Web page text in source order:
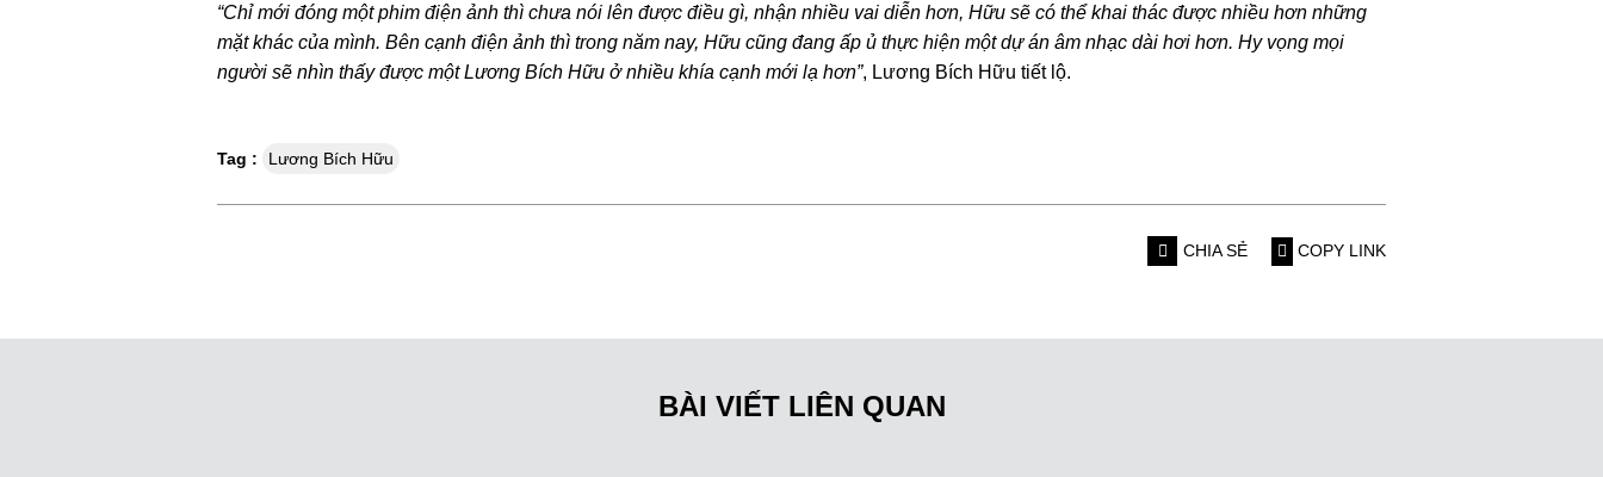
“Chỉ mới đóng một phim điện ảnh thì chưa nói lên được điều gì, nhận nhiều vai diễn hơn, Hữu sẽ có thể khai thác được nhiều hơn những
mặt khác của mình. Bên cạnh điện ảnh thì trong năm nay, Hữu cũng đang ấp ủ thực hiện một dự án âm nhạc dài hơi hơn. Hy vọng mọi
người sẽ nhìn thấy được một Lương Bích Hữu ở nhiều khía cạnh mới lạ hơn”, Lương Bích Hữu tiết lộ.
Tag : Lương Bích Hữu
CHIA SẺ COPY LINK
BÀI VIẾT LIÊN QUAN